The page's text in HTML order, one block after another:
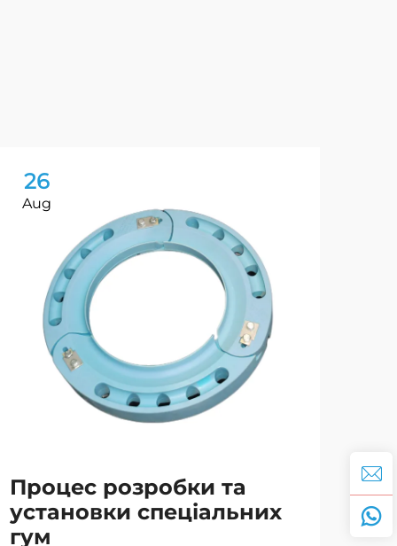
26
Aug
Процес розробки та
установки спеціальних
гум